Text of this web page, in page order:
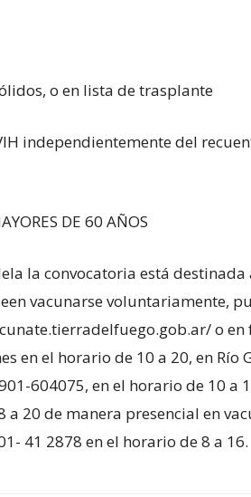
o en lista de trasplante
del
DE 60 AÑOS
la convocatoria está destinada
vacunarse voluntariamente,
o
en el horario de 10 a 20, en Río
604075, en el horario de 10 a
a 20 de manera presencial en
41 2878 en el horario de 8 a 16.